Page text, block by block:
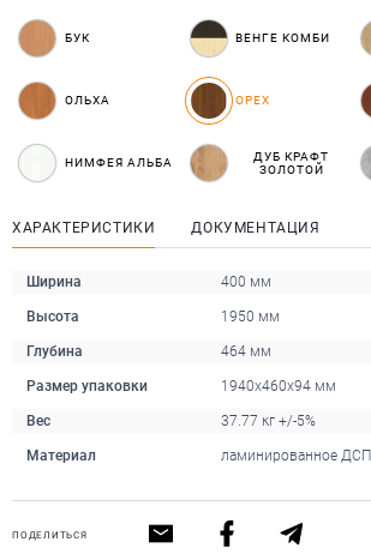
БУК ВЕНГЕ КОМБИ
ОЛЬХА ОРЕХ
НИМФЕЯ АЛЬБА
ДУБ КРАФТ
ЗОЛОТОЙ
ХАРАКТЕРИСТИКИ ДОКУМЕНТАЦИЯ
Ширина 400 мм
Высота 1950 мм
Глубина 464 мм
Размер упаковки 1940х460х94 мм
Вес 37.77 кг +/-5%
Материал ламинированное ДСП
ПОДЕЛИТЬСЯ